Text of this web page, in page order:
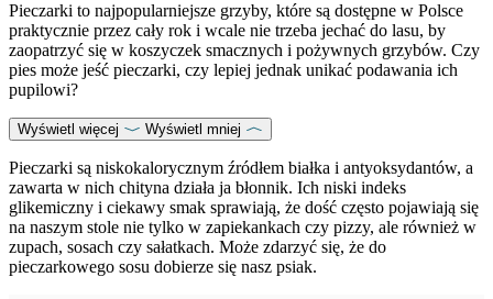
Pieczarki to najpopularniejsze grzyby, które są dostępne w Polsce
praktycznie przez cały rok i wcale nie trzeba jechać do lasu, by
zaopatrzyć się w koszyczek smacznych i pożywnych grzybów. Czy
pies może jeść pieczarki, czy lepiej jednak unikać podawania ich
pupilowi?
Wyświetl więcej Wyświetl mniej
Pieczarki są niskokalorycznym źródłem białka i antyoksydantów, a
zawarta w nich chityna działa ja błonnik. Ich niski indeks
glikemiczny i ciekawy smak sprawiają, że dość często pojawiają się
na naszym stole nie tylko w zapiekankach czy pizzy, ale również w
zupach, sosach czy sałatkach. Może zdarzyć się, że do
pieczarkowego sosu dobierze się nasz psiak.